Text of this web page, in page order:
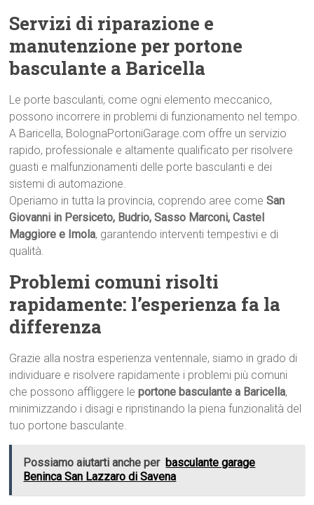
Servizi di riparazione e
manutenzione per portone
basculante a Baricella
Le porte basculanti, come ogni elemento meccanico,
possono incorrere in problemi di funzionamento nel tempo.
A Baricella, BolognaPortoniGarage.com offre un servizio
rapido, professionale e altamente qualificato per risolvere
guasti e malfunzionamenti delle porte basculanti e dei
sistemi di automazione.
Operiamo in tutta la provincia, coprendo aree comeSan
Giovanni in Persiceto, Budrio, Sasso Marconi, Castel
Maggiore e Imola, garantendo interventi tempestivi e di
qualità.
Problemi comuni risolti
rapidamente: l’esperienza fa la
differenza
Grazie alla nostra esperienza ventennale, siamo in grado di
individuare e risolvere rapidamente i problemi più comuni
che possono affliggere leportone basculante a Baricella,
minimizzando i disagi e ripristinando la piena funzionalità del
tuo portone basculante.
Possiamo aiutarti anche per basculante garage
Beninca San Lazzaro di Savena